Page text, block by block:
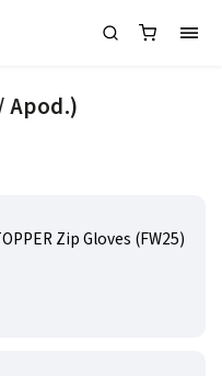
Apod.)
Zip Gloves (FW25)